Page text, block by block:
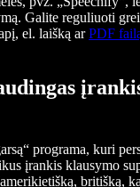
Galite reguliuoti
el. laišką arPDF
programa, kuri
įrankis klausymo
britišką,